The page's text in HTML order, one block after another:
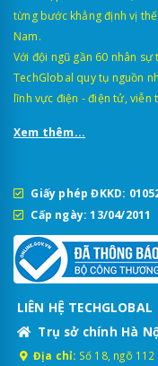
từng bước khẳng định vị
Nam.
Với đội ngũ gần 60 nhân
TechGlobal quy tụ nguồn
lĩnh vực điện - điện tử, viễn
Xem thêm...
Giấy phép ĐKKD:
Cấp ngày: 13/04/2011
LIÊN HỆ TECHGLOBAL
Trụ sở chính Hà
Địa chỉ: Số 18, ngõ